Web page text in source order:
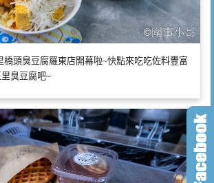
橋頭臭豆腐羅東店開幕啦~快點來吃吃佐料豐富
臭豆腐吧~